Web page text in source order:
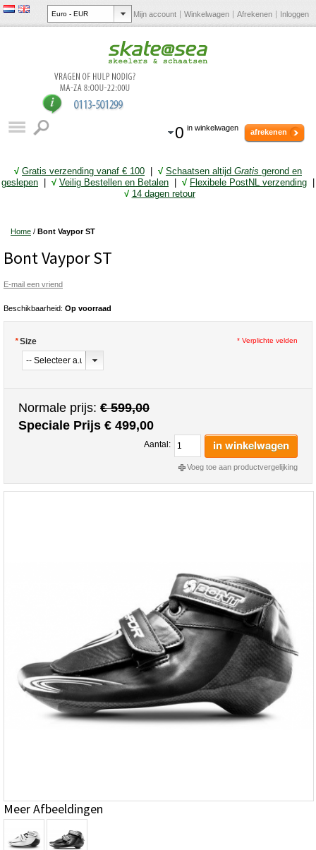
Mijn account Winkelwagen Afrekenen Inloggen
0 in winkelwagen afrekenen
√ Gratis verzending vanaf € 100 √ Schaatsen altijd Gratis gerond en
geslepen
√ Veilig Bestellen en Betalen √ Flexibele PostNL verzending
√ 14 dagen retour
Home / Bont Vaypor ST
Bont Vaypor ST
E-mail een vriend
Beschikbaarheid: Op voorraad
*Size * Verplichte velden
Normale prijs: € 599,00
Speciale Prijs € 499,00
Aantal: in winkelwagen
Voeg toe aan productvergelijking
Meer Afbeeldingen